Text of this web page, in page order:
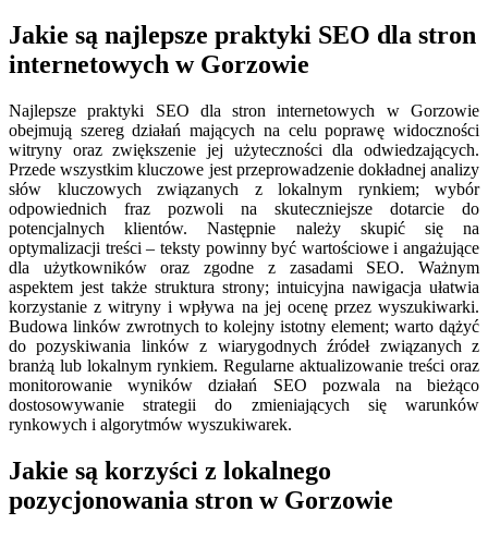
Jakie są najlepsze praktyki SEO dla stron
internetowych w Gorzowie
Najlepsze praktyki SEO dla stron internetowych w Gorzowie
obejmują szereg działań mających na celu poprawę widoczności
witryny oraz zwiększenie jej użyteczności dla odwiedzających.
Przede wszystkim kluczowe jest przeprowadzenie dokładnej analizy
słów kluczowych związanych z lokalnym rynkiem; wybór
odpowiednich fraz pozwoli na skuteczniejsze dotarcie do
potencjalnych klientów. Następnie należy skupić się na
optymalizacji treści – teksty powinny być wartościowe i angażujące
dla użytkowników oraz zgodne z zasadami SEO. Ważnym
aspektem jest także struktura strony; intuicyjna nawigacja ułatwia
korzystanie z witryny i wpływa na jej ocenę przez wyszukiwarki.
Budowa linków zwrotnych to kolejny istotny element; warto dążyć
do pozyskiwania linków z wiarygodnych źródeł związanych z
branżą lub lokalnym rynkiem. Regularne aktualizowanie treści oraz
monitorowanie wyników działań SEO pozwala na bieżąco
dostosowywanie strategii do zmieniających się warunków
rynkowych i algorytmów wyszukiwarek.
Jakie są korzyści z lokalnego
pozycjonowania stron w Gorzowie